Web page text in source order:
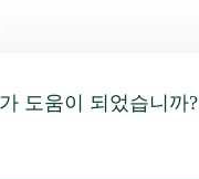
도움이 되었습니까?